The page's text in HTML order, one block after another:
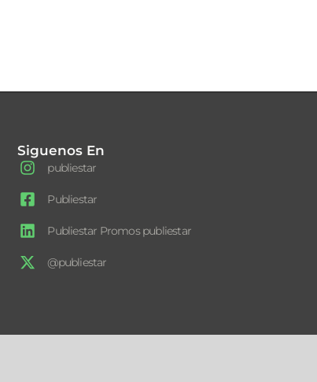
Siguenos En
publiestar
Publiestar
Publiestar Promos publiestar
@publiestar